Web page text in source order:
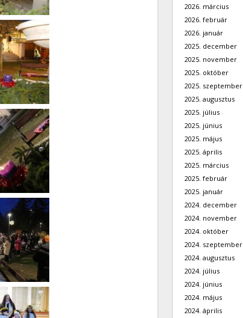
2026. március
2026. február
2026. január
2025. december
2025. november
2025. október
2025. szeptember
2025. augusztus
2025. július
2025. június
2025. május
2025. április
2025. március
2025. február
2025. január
2024. december
2024. november
2024. október
2024. szeptember
2024. augusztus
2024. július
2024. június
2024. május
2024. április